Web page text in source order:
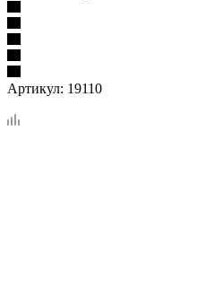
Артикул: 19110